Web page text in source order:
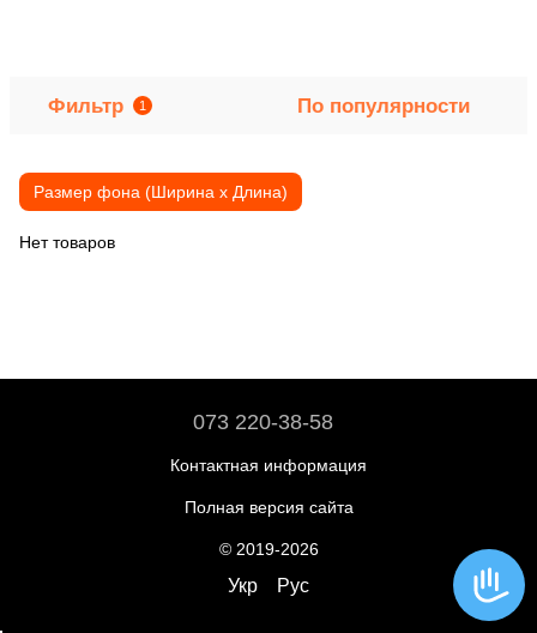
Фильтр 1 По популярности
Размер фона (Ширина х Длина)
Нет товаров
073 220-38-58
Контактная информация
Полная версия сайта
© 2019-2026
Укр Рус